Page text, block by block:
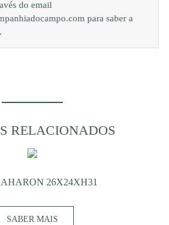
do email
para saber a
RELACIONADOS
26X24XH31
SABER MAIS